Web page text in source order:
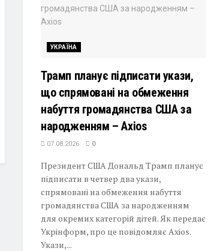
УКРАЇНА
Трамп планує підписати укази,
що спрямовані на обмеження
набуття громадянства США за
народженням – Axios
07.08.2026 0
Президент США Дональд Трамп планує
підписати в четвер два укази,
спрямовані на обмеження набуття
громадянства США за народженням
для окремих категорій дітей. Як передає
Укрінформ, про це повідомляє Axios.
Укази,...